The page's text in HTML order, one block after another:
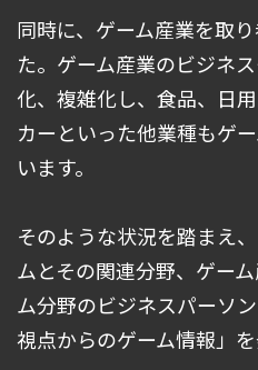
同時に、ゲーム産業を取
た。ゲーム産業のビジネ
化、複雑化し、食品、日
カーといった他業種もゲ
います。
そのような状況を踏まえ
ムとその関連分野、ゲー
ム分野のビジネスパーソ
視点からのゲーム情報」を